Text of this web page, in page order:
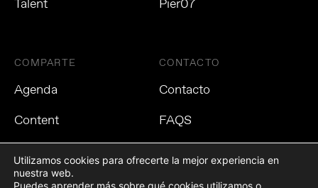
Talent
Pier07
COMPARTE
Agenda
Content
CONTACTO
Contacto
FAQS
Utilizamos cookies para ofrecerte la mejor experiencia en
nuestra web.
Puedes aprender más sobre qué cookies utilizamos o